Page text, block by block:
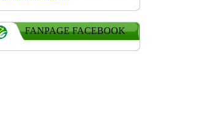
FANPAGE FACEBOOK